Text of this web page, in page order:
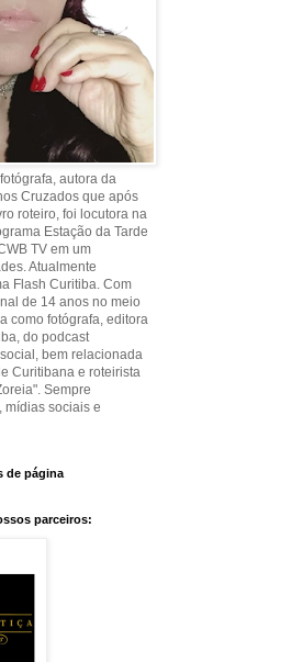
autora da
Cruzados que após
roteiro, foi locutora na
Estação da Tarde
TV em um
Atualmente
Flash Curitiba. Com
de 14 anos no meio
como fotógrafa, editora
do podcast
bem relacionada
Curitibana e roteirista
Sempre
mídias sociais e
de página
parceiros: